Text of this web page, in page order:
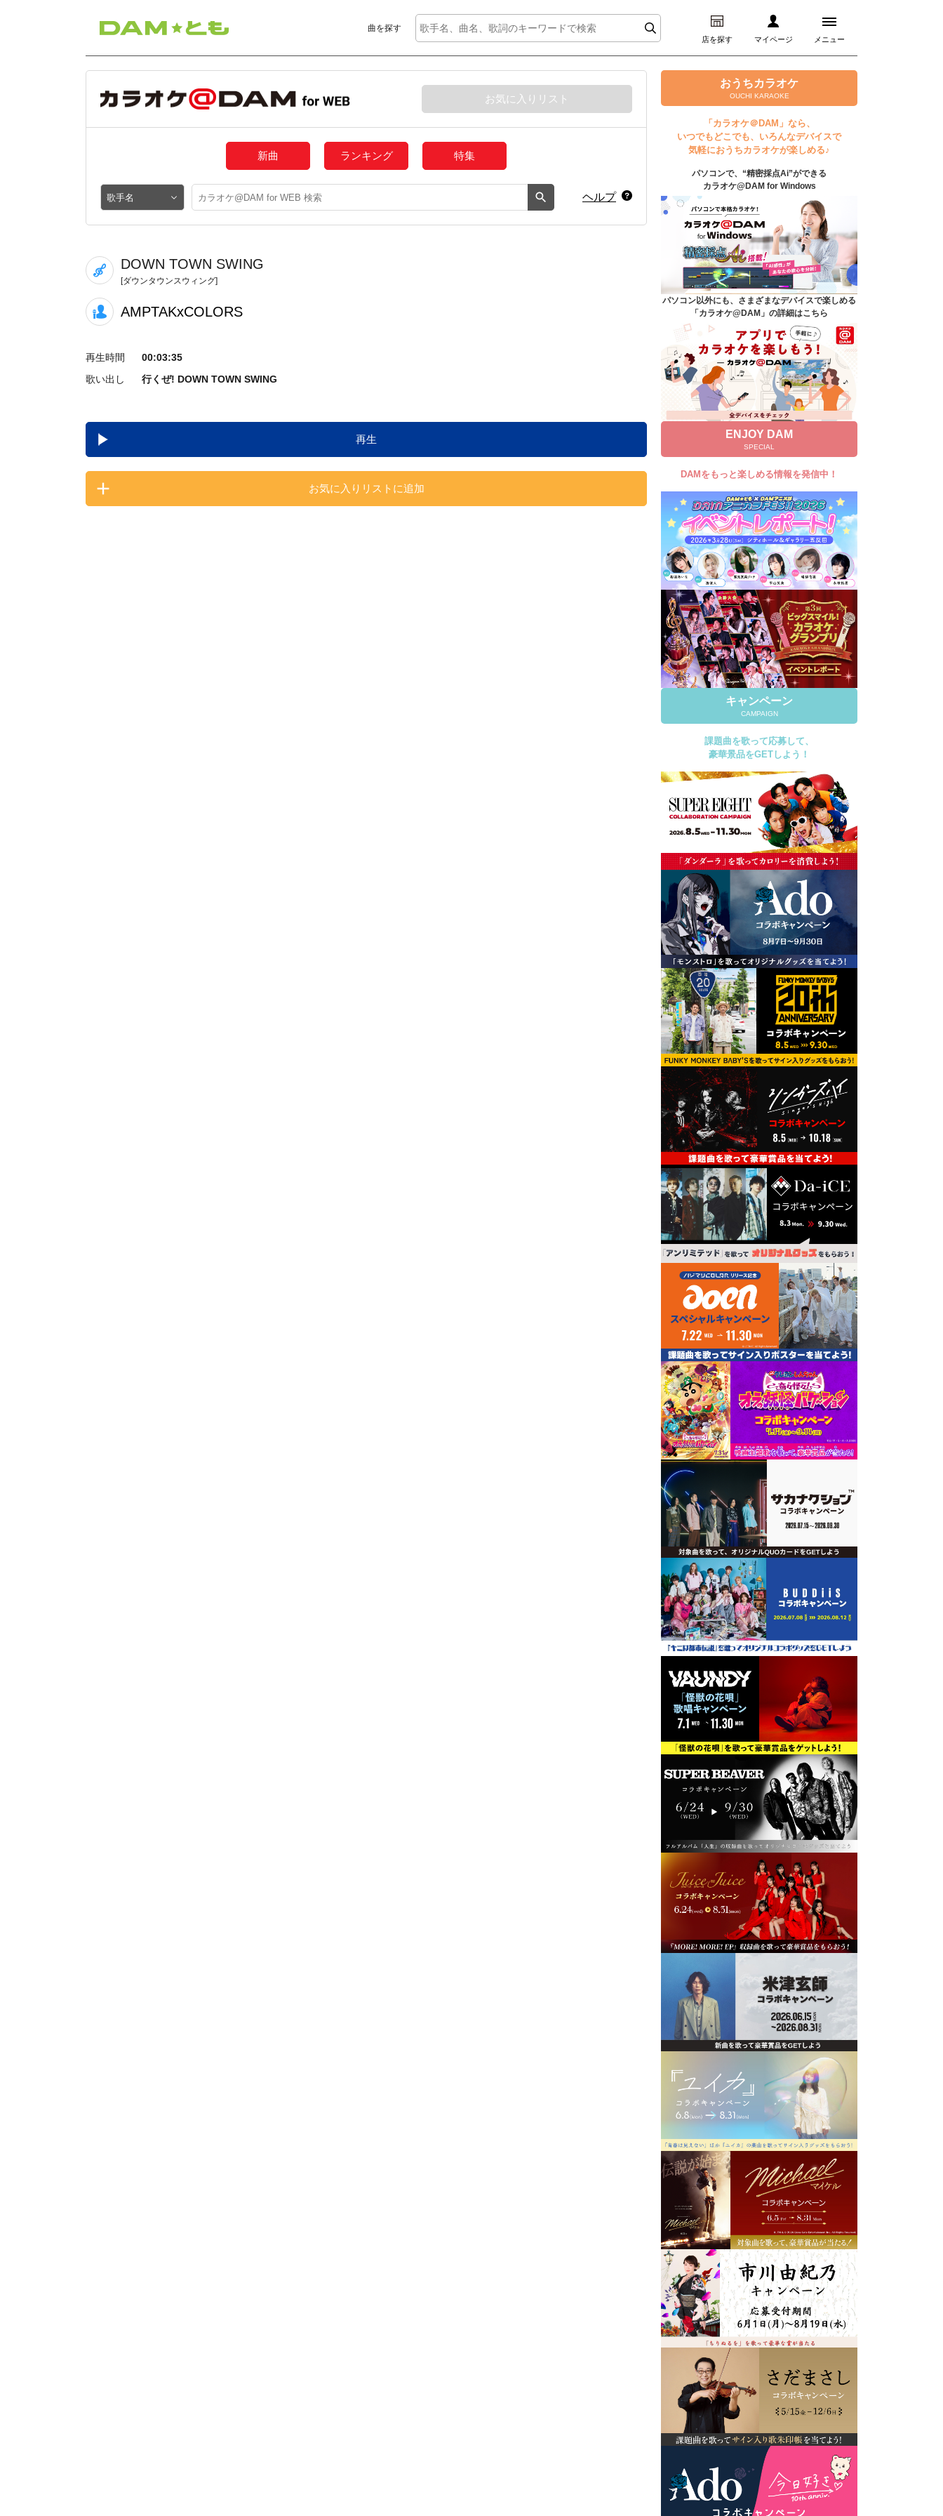
曲を探す
店を探す マイページ メニュー
ログイン
マイページ
プレミアムサービス
DAM★とも動画
DAM★とも録音
カラオケ＠DAM
ユーザー検索
キャンペーン
よくあるご質問
DAMの新曲・ランキングなど
カラオケ最新情報をチェック！
自宅でカラオケ歌い放題！
家族や友達と一緒に！練習にも！
お気に入りリスト
新曲 ランキング 特集
ヘルプ
DOWN TOWN SWING
[ダウンタウンスウィング]
AMPTAKxCOLORS
再生時間
00:03:35
歌い出し
行くぜ! DOWN TOWN SWING
再生
お気に入りリストに追加
おうちカラオケ
OUCHI KARAOKE
「カラオケ＠DAM」なら、
いつでもどこでも、いろんなデバイスで
気軽におうちカラオケが楽しめる♪
パソコンで、“精密採点Ai”ができる
カラオケ@DAM for Windows
パソコン以外にも、さまざまなデバイスで楽しめる
「カラオケ@DAM」の詳細はこちら
ENJOY DAM
SPECIAL
DAMをもっと楽しめる情報を発信中！
キャンペーン
CAMPAIGN
課題曲を歌って応募して、
豪華景品をGETしよう！